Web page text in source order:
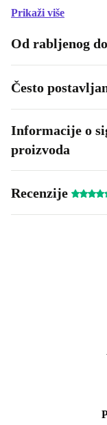
Prikaži više
Od rabljenog
Često
Informacije o
proizvoda
Recenzije